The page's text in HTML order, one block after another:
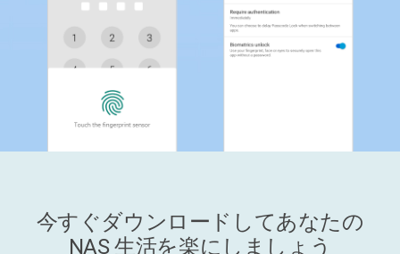
今すぐダウンロードしてあなたの
NAS 生活を楽にしましょう